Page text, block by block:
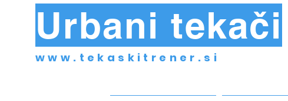
Urbani tekači
www.tekaskitrener.si